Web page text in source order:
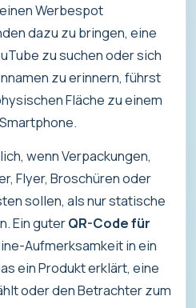
Werbespot
dazu zu bringen, eine
zu suchen oder sich
zu erinnern, führst
Fläche zu einem
wenn Verpackungen,
Flyer, Broschüren oder
sollen, als nur statische
Ein guterQR-Code für
Aufmerksamkeit in ein
ein Produkt erklärt, eine
oder den Betrachter zum